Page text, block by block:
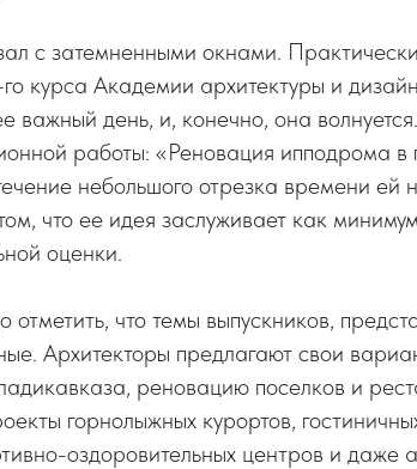
с затемненными окнами.
го курса Академии архитектуры и
важный день, и, конечно, она
работы: «Реновация ипподрома
небольшого отрезка времени ей
что ее идея заслуживает как
оценки.
отметить, что темы выпускников,
Архитекторы предлагают свои
реновацию поселков и
горнолыжных курортов,
оздоровительных центров и